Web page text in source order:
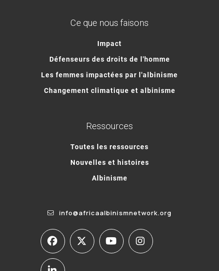
Ce que nous faisons
Impact
Défenseurs des droits de l'homme
Les femmes impactées par l'albinisme
Changement climatique et albinisme
Ressources
Toutes les ressources
Nouvelles et histoires
Albinisme
info@africaalbinismnetwork.org